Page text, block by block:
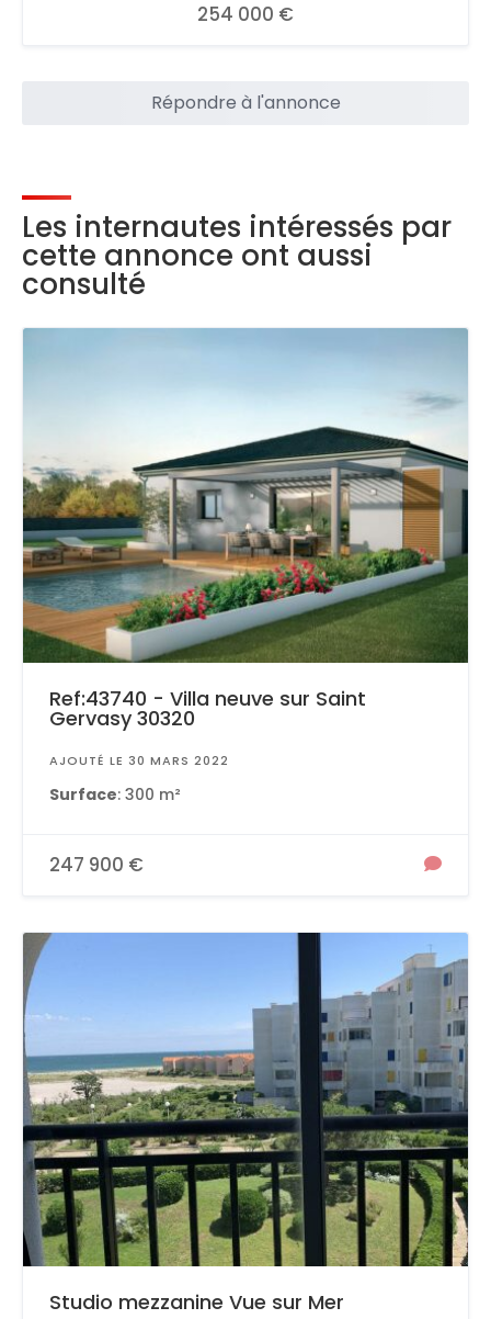
254 000 €
Répondre à l'annonce
Les internautes intéressés par
cette annonce ont aussi
consulté
Ref:43740 - Villa neuve sur Saint
Gervasy 30320
AJOUTÉ LE 30 MARS 2022
Surface: 300 m²
247 900 €
Studio mezzanine Vue sur Mer